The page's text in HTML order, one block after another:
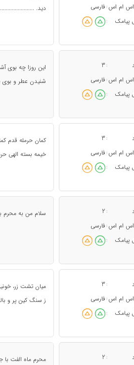
ام اس : فارسی
پیامک
:
دید.
:
3
ام اس : فارسی
پیامک
:
این روزا چه بوی
شنیدن عطر و بوی
:
3
ام اس : فارسی
پیامک
:
کمان حرمله قدم
خیمه بسته الهی
:
2
ام اس : فارسی
پیامک
:
سلام من به محرم به
:
3
ام اس : فارسی
پیامک
:
میان تشت زر،
ز سنگ کین پر و
:
2
محرم ماه الفت